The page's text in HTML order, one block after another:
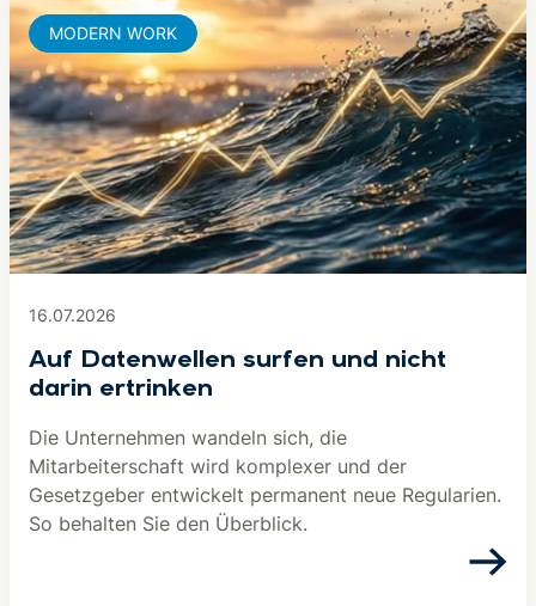
16.07.2026
Auf Datenwellen surfen und nicht
darin ertrinken
Die Unternehmen wandeln sich, die
Mitarbeiterschaft wird komplexer und der
Gesetzgeber entwickelt permanent neue Regularien.
So behalten Sie den Überblick.
MODERN WORK